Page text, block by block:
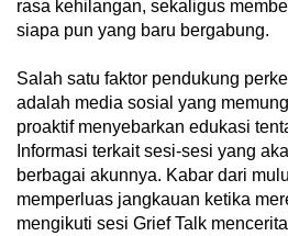
rasa kehilangan, sekaligus
siapa pun yang baru bergabung.
Salah satu faktor pendukung
adalah media sosial yang
proaktif menyebarkan edukasi
Informasi terkait sesi-sesi yang
berbagai akunnya. Kabar dari
memperluas jangkauan ketika
mengikuti sesi Grief Talk